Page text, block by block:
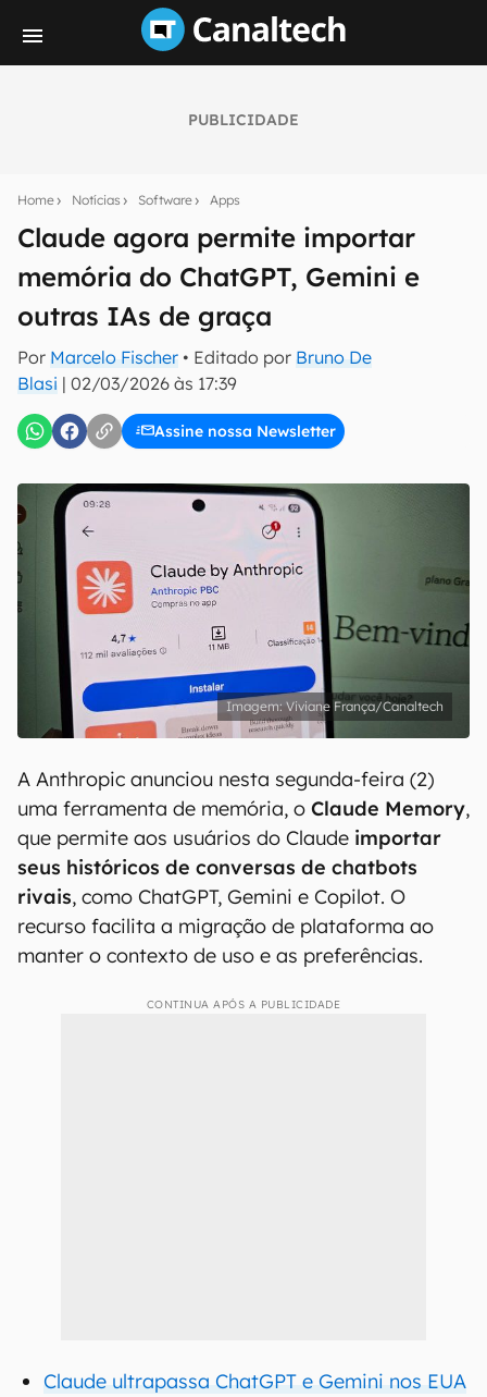
PUBLICIDADE
Home Notícias Software Apps
Claude agora permite importar
memória do ChatGPT, Gemini e
outras IAs de graça
Por Marcelo Fischer • Editado por Bruno De
Blasi | 02/03/2026 às 17:39
Assine nossa Newsletter
notícias e reviews sobre tecnologia em primeira
mão.
E-mail
inscreva-se
Confirmo que li, aceito e concordo com os Termos de
Uso e Política de Privacidade do Canaltech.
Viviane França/Canaltech
A Anthropic anunciou nesta segunda-feira (2)
uma ferramenta de memória, o Claude Memory,
que permite aos usuários do Claude importar
seus históricos de conversas de chatbots
rivais, como ChatGPT, Gemini e Copilot. O
recurso facilita a migração de plataforma ao
manter o contexto de uso e as preferências.
CONTINUA APÓS A PUBLICIDADE
Claude ultrapassa ChatGPT e Gemini nos EUA